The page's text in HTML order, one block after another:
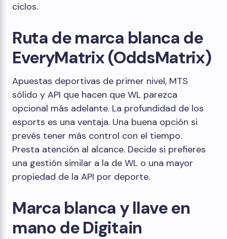
ciclos.
Ruta de marca blanca de
EveryMatrix (OddsMatrix)
Apuestas deportivas de primer nivel, MTS
sólido y API que hacen que WL parezca
opcional más adelante. La profundidad de los
esports es una ventaja. Una buena opción si
prevés tener más control con el tiempo.
Presta atención al alcance. Decide si prefieres
una gestión similar a la de WL o una mayor
propiedad de la API por deporte.
Marca blanca y llave en
mano de Digitain